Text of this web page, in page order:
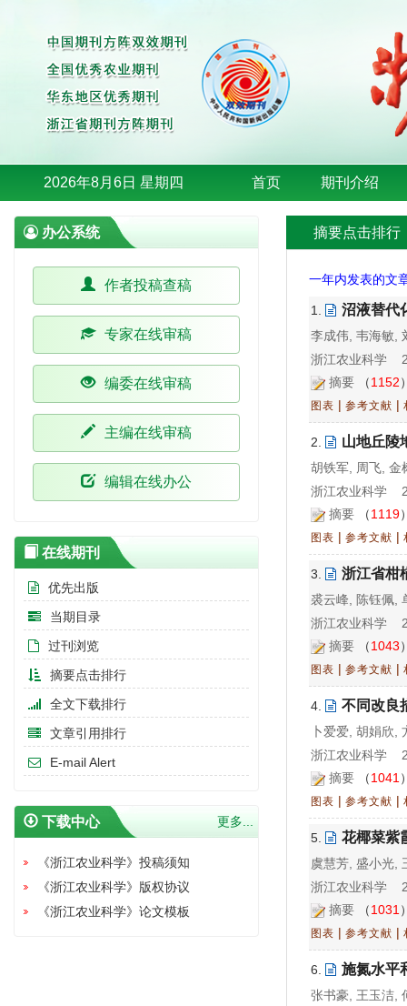
2026年8月6日 星期四 首页 期刊介绍
摘要点击排行
一年内发表的文
1. 沼液替代
李成伟, 韦海敏,
浙江农业科学
摘要 （1152
图表 | 参考文献 |
2. 山地丘陵
胡铁军, 周飞, 金
浙江农业科学
摘要 （1119
图表 | 参考文献 |
3. 浙江省柑
裘云峰, 陈钰佩,
浙江农业科学
摘要 （1043
图表 | 参考文献 |
4. 不同改良
卜爱爱, 胡娟欣,
浙江农业科学
摘要 （1041
图表 | 参考文献 |
5. 花椰菜紫
虞慧芳, 盛小光,
浙江农业科学
摘要 （1031
图表 | 参考文献 |
6. 施氮水平
张书豪, 王玉洁,
办公系统
作者投稿查稿
专家在线审稿
编委在线审稿
主编在线审稿
编辑在线办公
在线期刊
优先出版
当期目录
过刊浏览
摘要点击排行
全文下载排行
文章引用排行
E-mail Alert
下载中心 更多...
《浙江农业科学》投稿须知
《浙江农业科学》版权协议
《浙江农业科学》论文模板